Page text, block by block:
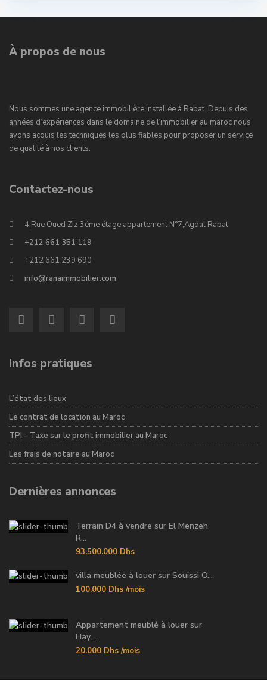
À propos de nous
Nous sommes une agence immobilière installée à Rabat. Depuis des
années d’expériences dans le domaine de l’immobilier au maroc nous
avons acquis les techniques les plus fiables pour proposer un service
de qualité à nos clients.
Contactez-nous
4,Rue Oued Ziz 3éme étage appartement N°7,Agdal Rabat
+212 661 351 119
+212 661 239 690
info@ranaimmobilier.com
Infos pratiques
L’état des lieux
Le contrat de location au Maroc
TPI – Taxe sur le profit immobilier au Maroc
Les frais de notaire au Maroc
Dernières annonces
Terrain D4 à vendre sur El Menzeh
R...
93.500.000 Dhs
villa meublée à louer sur Souissi O...
100.000 Dhs /mois
Appartement meublé à louer sur
Hay ...
20.000 Dhs /mois